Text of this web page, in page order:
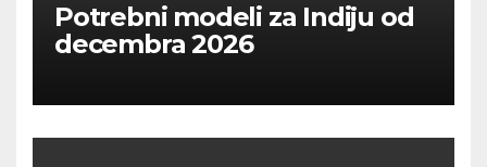
Potrebni modeli za Indiju od
decembra 2026